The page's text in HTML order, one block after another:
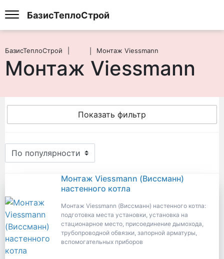
БазисТеплоСтрой
БазисТеплоСтрой Монтаж Viessmann
Монтаж Viessmann
Показать фильтр
Монтаж Viessmann
Монтаж Viessmann (Виссманн)
настенного котла
Монтаж Viessmann (Виссманн) настенного котла:
подготовка места установки, установка на
стационарное место, присоединение дымохода,
трубопроводной обвязки, запорной арматуры,
вспомогательных приборов